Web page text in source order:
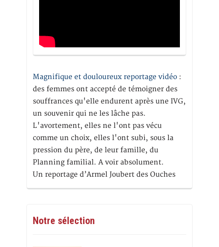
Magnifique et douloureux reportage vidéo :
des femmes ont accepté de témoigner des
souffrances qu'elle endurent après une IVG,
un souvenir qui ne les lâche pas.
L'avortement, elles ne l'ont pas vécu
comme un choix, elles l'ont subi, sous la
pression du père, de leur famille, du
Planning familial. A voir absolument.
Un reportage d’Armel Joubert des Ouches
Notre sélection